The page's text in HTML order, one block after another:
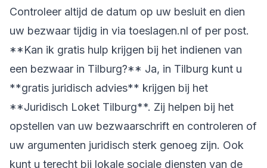
Controleer altijd de datum op uw besluit en dien
uw bezwaar tijdig in via toeslagen.nl of per post.
**Kan ik gratis hulp krijgen bij het indienen van
een bezwaar in Tilburg?** Ja, in Tilburg kunt u
**gratis juridisch advies** krijgen bij het
**Juridisch Loket Tilburg**. Zij helpen bij het
opstellen van uw bezwaarschrift en controleren of
uw argumenten juridisch sterk genoeg zijn. Ook
kunt u terecht bij lokale sociale diensten van de